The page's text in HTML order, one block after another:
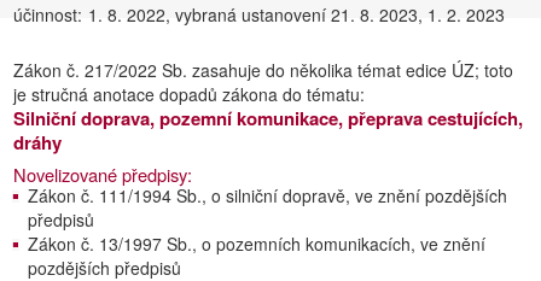
účinnost: 1. 8. 2022, vybraná ustanovení 21. 8. 2023, 1. 2. 2023
Zákon č. 217/2022 Sb. zasahuje do několika témat edice ÚZ; toto
je stručná anotace dopadů zákona do tématu:
Silniční doprava, pozemní komunikace, přeprava cestujících,
dráhy
Novelizované předpisy:
Zákon č. 111/1994 Sb., o silniční dopravě, ve znění pozdějších
předpisů
Zákon č. 13/1997 Sb., o pozemních komunikacích, ve znění
pozdějších předpisů